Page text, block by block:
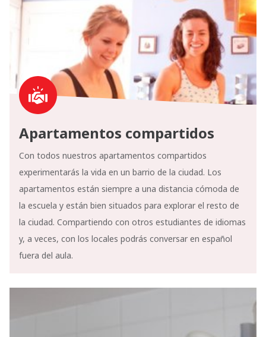
Apartamentos compartidos
Con todos nuestros apartamentos compartidos
experimentarás la vida en un barrio de la ciudad. Los
apartamentos están siempre a una distancia cómoda de
la escuela y están bien situados para explorar el resto de
la ciudad. Compartiendo con otros estudiantes de idiomas
y, a veces, con los locales podrás conversar en español
fuera del aula.